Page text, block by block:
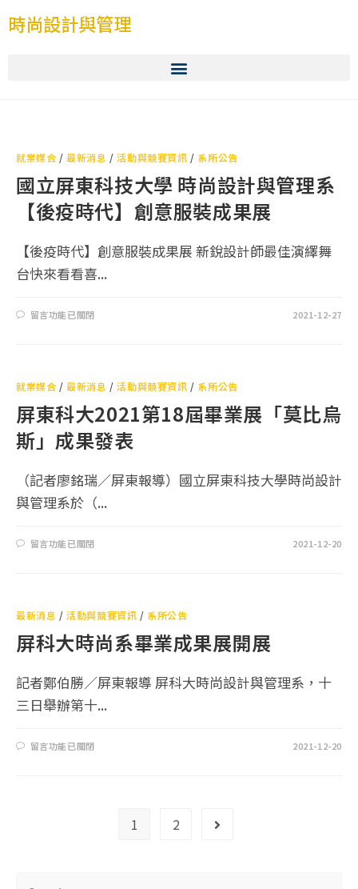
時尚設計與管理
就業媒合 /最新消息 /活動與競賽資訊 / 系所公告
國立屏東科技大學 時尚設計與管理系
【後疫時代】創意服裝成果展
【後疫時代】創意服裝成果展 新銳設計師最佳演繹舞
台快來看看喜...
留言功能已關閉 2021-12-27
就業媒合 /最新消息 /活動與競賽資訊 / 系所公告
屏東科大2021第18屆畢業展「莫比烏
斯」成果發表
（記者廖銘瑞／屏東報導）國立屏東科技大學時尚設計
與管理系於（...
留言功能已關閉 2021-12-20
最新消息 /活動與競賽資訊 / 系所公告
屏科大時尚系畢業成果展開展
記者鄭伯勝／屏東報導 屏科大時尚設計與管理系，十
三日舉辦第十...
留言功能已關閉 2021-12-20
1 2